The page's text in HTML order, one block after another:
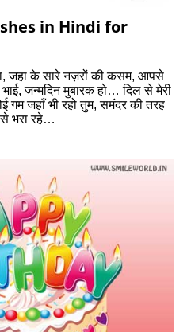
in Hindi for
जहा के सारे नज़रों की कसम, आपसे
भाई, जन्मदिन मुबारक हो… दिल से मेरी
गम जहाँ भी रहो तुम, समंदर की तरह
से भरा रहे…